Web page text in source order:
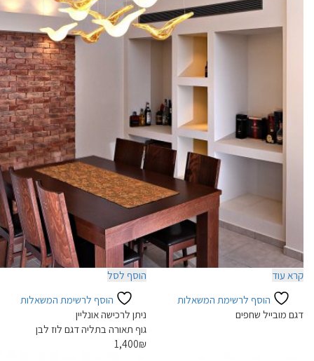
הוסף לסל
הוסף לרשימת המשאלות
ניתן לרכישה אונליין
גוף תאורה בתליה דגם לוז לבן
1,400₪
קרא עוד
הוסף לרשימת המשאלות
דגם מובייל שחפים